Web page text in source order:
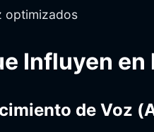
optimizados
Influyen
de Voz